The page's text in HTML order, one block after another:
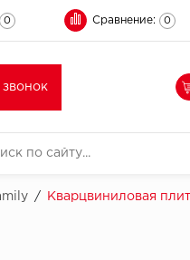
0 Сравнение: 0
звонок
/
Кварцвиниловая